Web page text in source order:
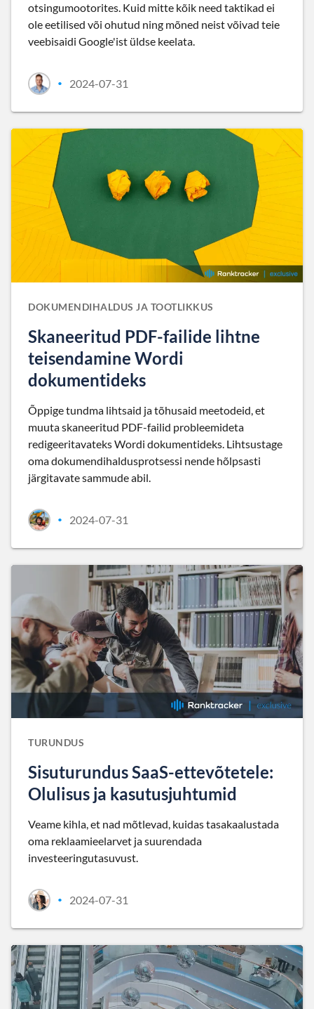
otsingumootorites. Kuid mitte kõik need taktikad ei
ole eetilised või ohutud ning mõned neist võivad teie
veebisaidi Google'ist üldse keelata.
• 2024-07-31
DOKUMENDIHALDUS JA TOOTLIKKUS
Skaneeritud PDF-failide lihtne
teisendamine Wordi
dokumentideks
Õppige tundma lihtsaid ja tõhusaid meetodeid, et
muuta skaneeritud PDF-failid probleemideta
redigeeritavateks Wordi dokumentideks. Lihtsustage
oma dokumendihaldusprotsessi nende hõlpsasti
järgitavate sammude abil.
• 2024-07-31
TURUNDUS
Sisuturundus SaaS-ettevõtetele:
Olulisus ja kasutusjuhtumid
Veame kihla, et nad mõtlevad, kuidas tasakaalustada
oma reklaamieelarvet ja suurendada
investeeringutasuvust.
• 2024-07-31